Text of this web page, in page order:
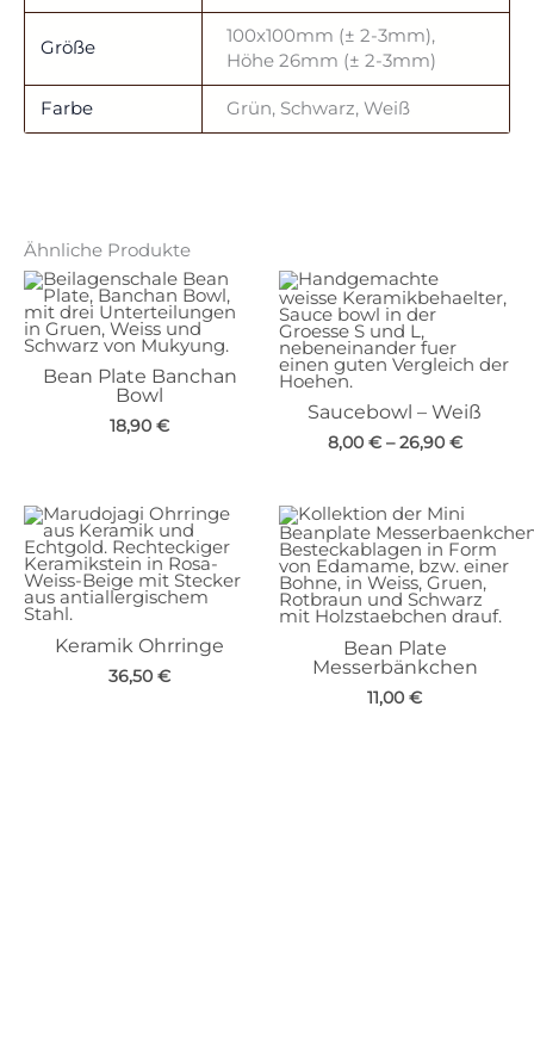
Größe
100x100mm (± 2-3mm),
Höhe 26mm (± 2-3mm)
Farbe Grün, Schwarz, Weiß
Ähnliche Produkte
Bean Plate Banchan
Bowl
18,90 €
Saucebowl – Weiß
8,00 €–26,90 €
Keramik Ohrringe
36,50 €
Bean Plate
Messerbänkchen
11,00 €